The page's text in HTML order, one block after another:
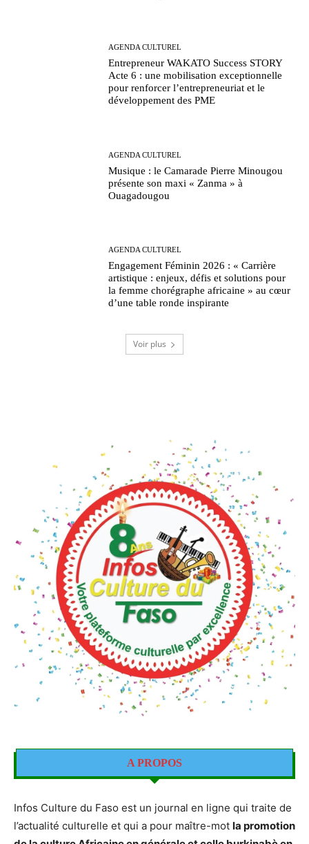
AGENDA CULTUREL
Entrepreneur WAKATO Success STORY
Acte 6 : une mobilisation exceptionnelle
pour renforcer l’entrepreneuriat et le
développement des PME
AGENDA CULTUREL
Musique : le Camarade Pierre Minougou
présente son maxi « Zanma » à
Ouagadougou
AGENDA CULTUREL
Engagement Féminin 2026 : « Carrière
artistique : enjeux, défis et solutions pour
la femme chorégraphe africaine » au cœur
d’une table ronde inspirante
Voir plus
A PROPOS
Infos Culture du Faso est un journal en ligne qui traite de
l’actualité culturelle et qui a pour maître-mot la promotion